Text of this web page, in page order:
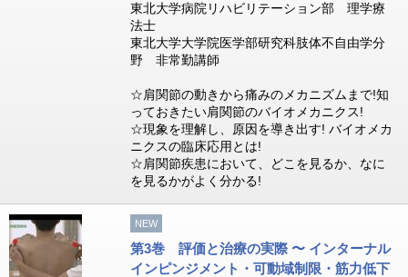
東北大学病院リハビリテーション部 理学療
法士
東北大学大学院医学部研究科肢体不自由学分
野 非常勤講師
☆肩関節の動きから痛みのメカニズムまで!知
っておきたい肩関節のバイオメカニクス!
☆現象を理解し、原因を導き出す! バイオメカ
ニクスの臨床応用とは!
☆肩関節疾患において、どこを見るか、なに
を見るかがよく分かる!
NEW
第3巻 評価と治療の実際 〜 インターナル
インピンジメント・可動域制限・筋力低下